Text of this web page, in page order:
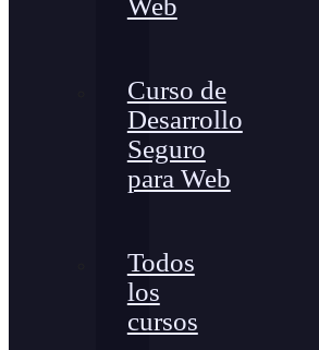
Web
Curso de
Desarrollo
Seguro
para Web
Todos
los
cursos